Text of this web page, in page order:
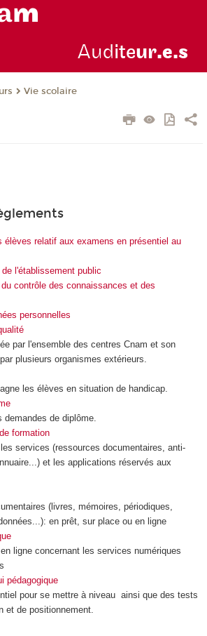
Auditeur.e.s
Vie scolaire
élèves relatif aux examens en présentiel au
l'établissement public
contrôle des connaissances et des
personnelles
par l'ensemble des centres Cnam et son
plusieurs organismes extérieurs.
les élèves en situation de handicap.
de diplôme.
formation
les services (ressources documentaires, anti-
et les applications réservés aux
(livres, mémoires, périodiques,
en prêt, sur place ou en ligne
ligne concernant les services numériques
pédagogique
pour se mettre à niveau ainsi que des tests
et de positionnement.